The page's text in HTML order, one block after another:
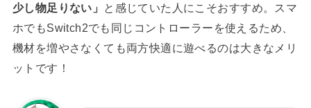
少し物足りない」 と感じていた人にこそおすすめ。スマ
ホでもSwitch2でも同じコントローラーを使えるため、
機材を増やさなくても両方快適に遊べるのは大きなメリ
ットです！